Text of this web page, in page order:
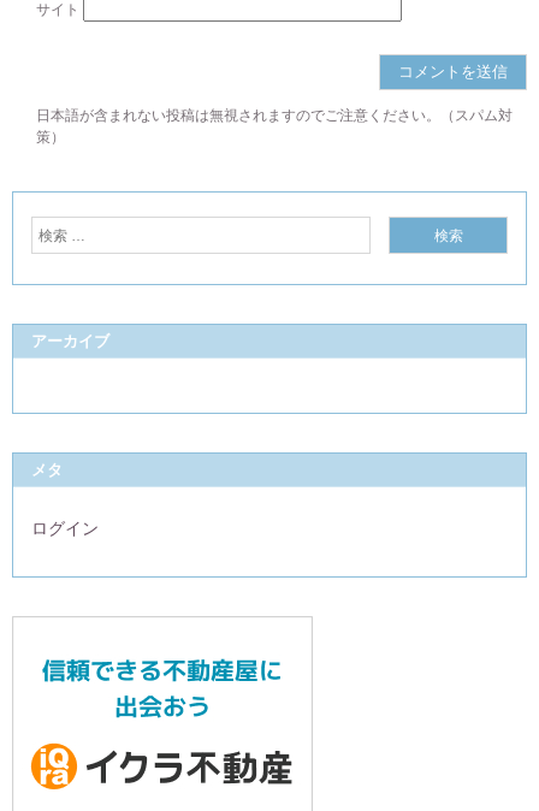
サイト
日本語が含まれない投稿は無視されますのでご注意ください。（スパム対
策）
アーカイブ
メタ
ログイン